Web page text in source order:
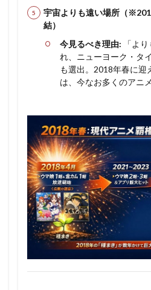
宇宙よりも遠い場所（
結）
今見るべき理由: 「よ
れ、ニューヨーク・タ
も選出。2018年春に迎
は、今なお多くのアニ